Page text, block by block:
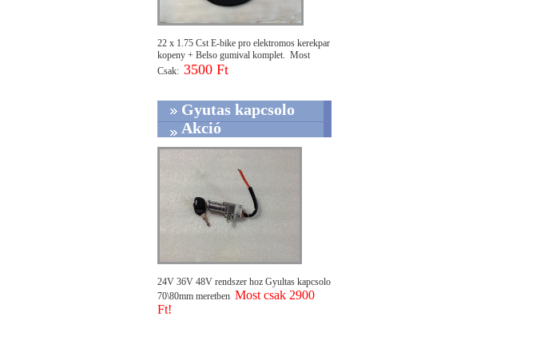
22 x 1.75 Cst E-bike pro elektromos kerekpar
kopeny + Belso gumival komplet. Most
Csak: 3500 Ft
Gyutas kapcsolo
Akció
24V 36V 48V rendszer hoz Gyultas kapcsolo
70\80mm meretben Most csak 2900
Ft!